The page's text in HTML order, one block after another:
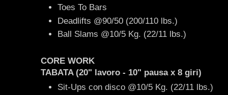
Toes To Bars
Deadlifts @90/50 (200/110 lbs.)
Ball Slams @10/5 Kg. (22/11 lbs.)
CORE WORK
TABATA (20" lavoro - 10" pausa x 8 giri)
Sit-Ups con disco @10/5 Kg. (22/11 lbs.)